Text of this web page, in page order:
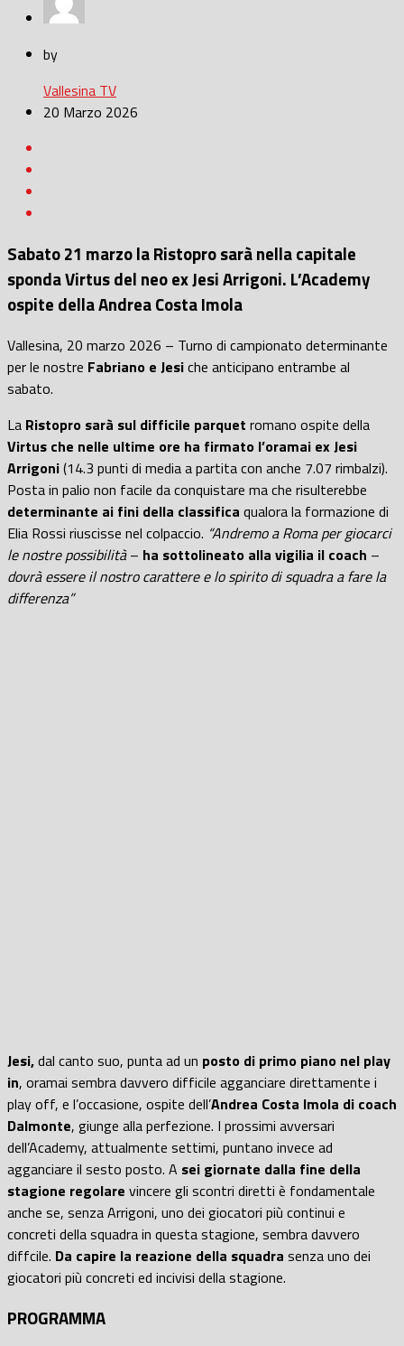
by
Vallesina TV
20 Marzo 2026
Sabato 21 marzo la Ristopro sarà nella capitale
sponda Virtus del neo ex Jesi Arrigoni. L’Academy
ospite della Andrea Costa Imola
Vallesina, 20 marzo 2026 – Turno di campionato determinante
per le nostre Fabriano e Jesiche anticipano entrambe al
sabato.
La Ristopro sarà sul difficile parquet romano ospite della
Virtus che nelle ultime ore ha firmato l’oramai ex Jesi
Arrigoni(14.3 punti di media a partita con anche 7.07 rimbalzi).
Posta in palio non facile da conquistare ma che risulterebbe
determinante ai fini della classifica qualora la formazione di
Elia Rossi riuscisse nel colpaccio. “Andremo a Roma per giocarci
le nostre possibilità– ha sottolineato alla vigilia il coach –
dovrà essere il nostro carattere e lo spirito di squadra a fare la
differenza”
Jesi,dal canto suo, punta ad un posto di primo piano nel play
in, oramai sembra davvero difficile agganciare direttamente i
play off, e l’occasione, ospite dell’Andrea Costa Imola di coach
Dalmonte, giunge alla perfezione. I prossimi avversari
dell’Academy, attualmente settimi, puntano invece ad
agganciare il sesto posto. A sei giornate dalla fine della
stagione regolare vincere gli scontri diretti è fondamentale
anche se, senza Arrigoni, uno dei giocatori più continui e
concreti della squadra in questa stagione, sembra davvero
diffcile. Da capire la reazione della squadra senza uno dei
giocatori più concreti ed incivisi della stagione.
PROGRAMMA